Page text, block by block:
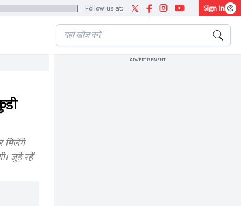
| Follow us at: Sign In
मिलेंगे
जुड़े रहें
ADVERTISEMENT